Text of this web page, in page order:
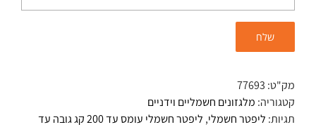
מק"ט: 77693
קטגוריה: מלגזונים חשמליים וידניים
תגיות: ליפטר חשמלי,
ליפטר חשמלי עומס עד 200 קג גובה עד